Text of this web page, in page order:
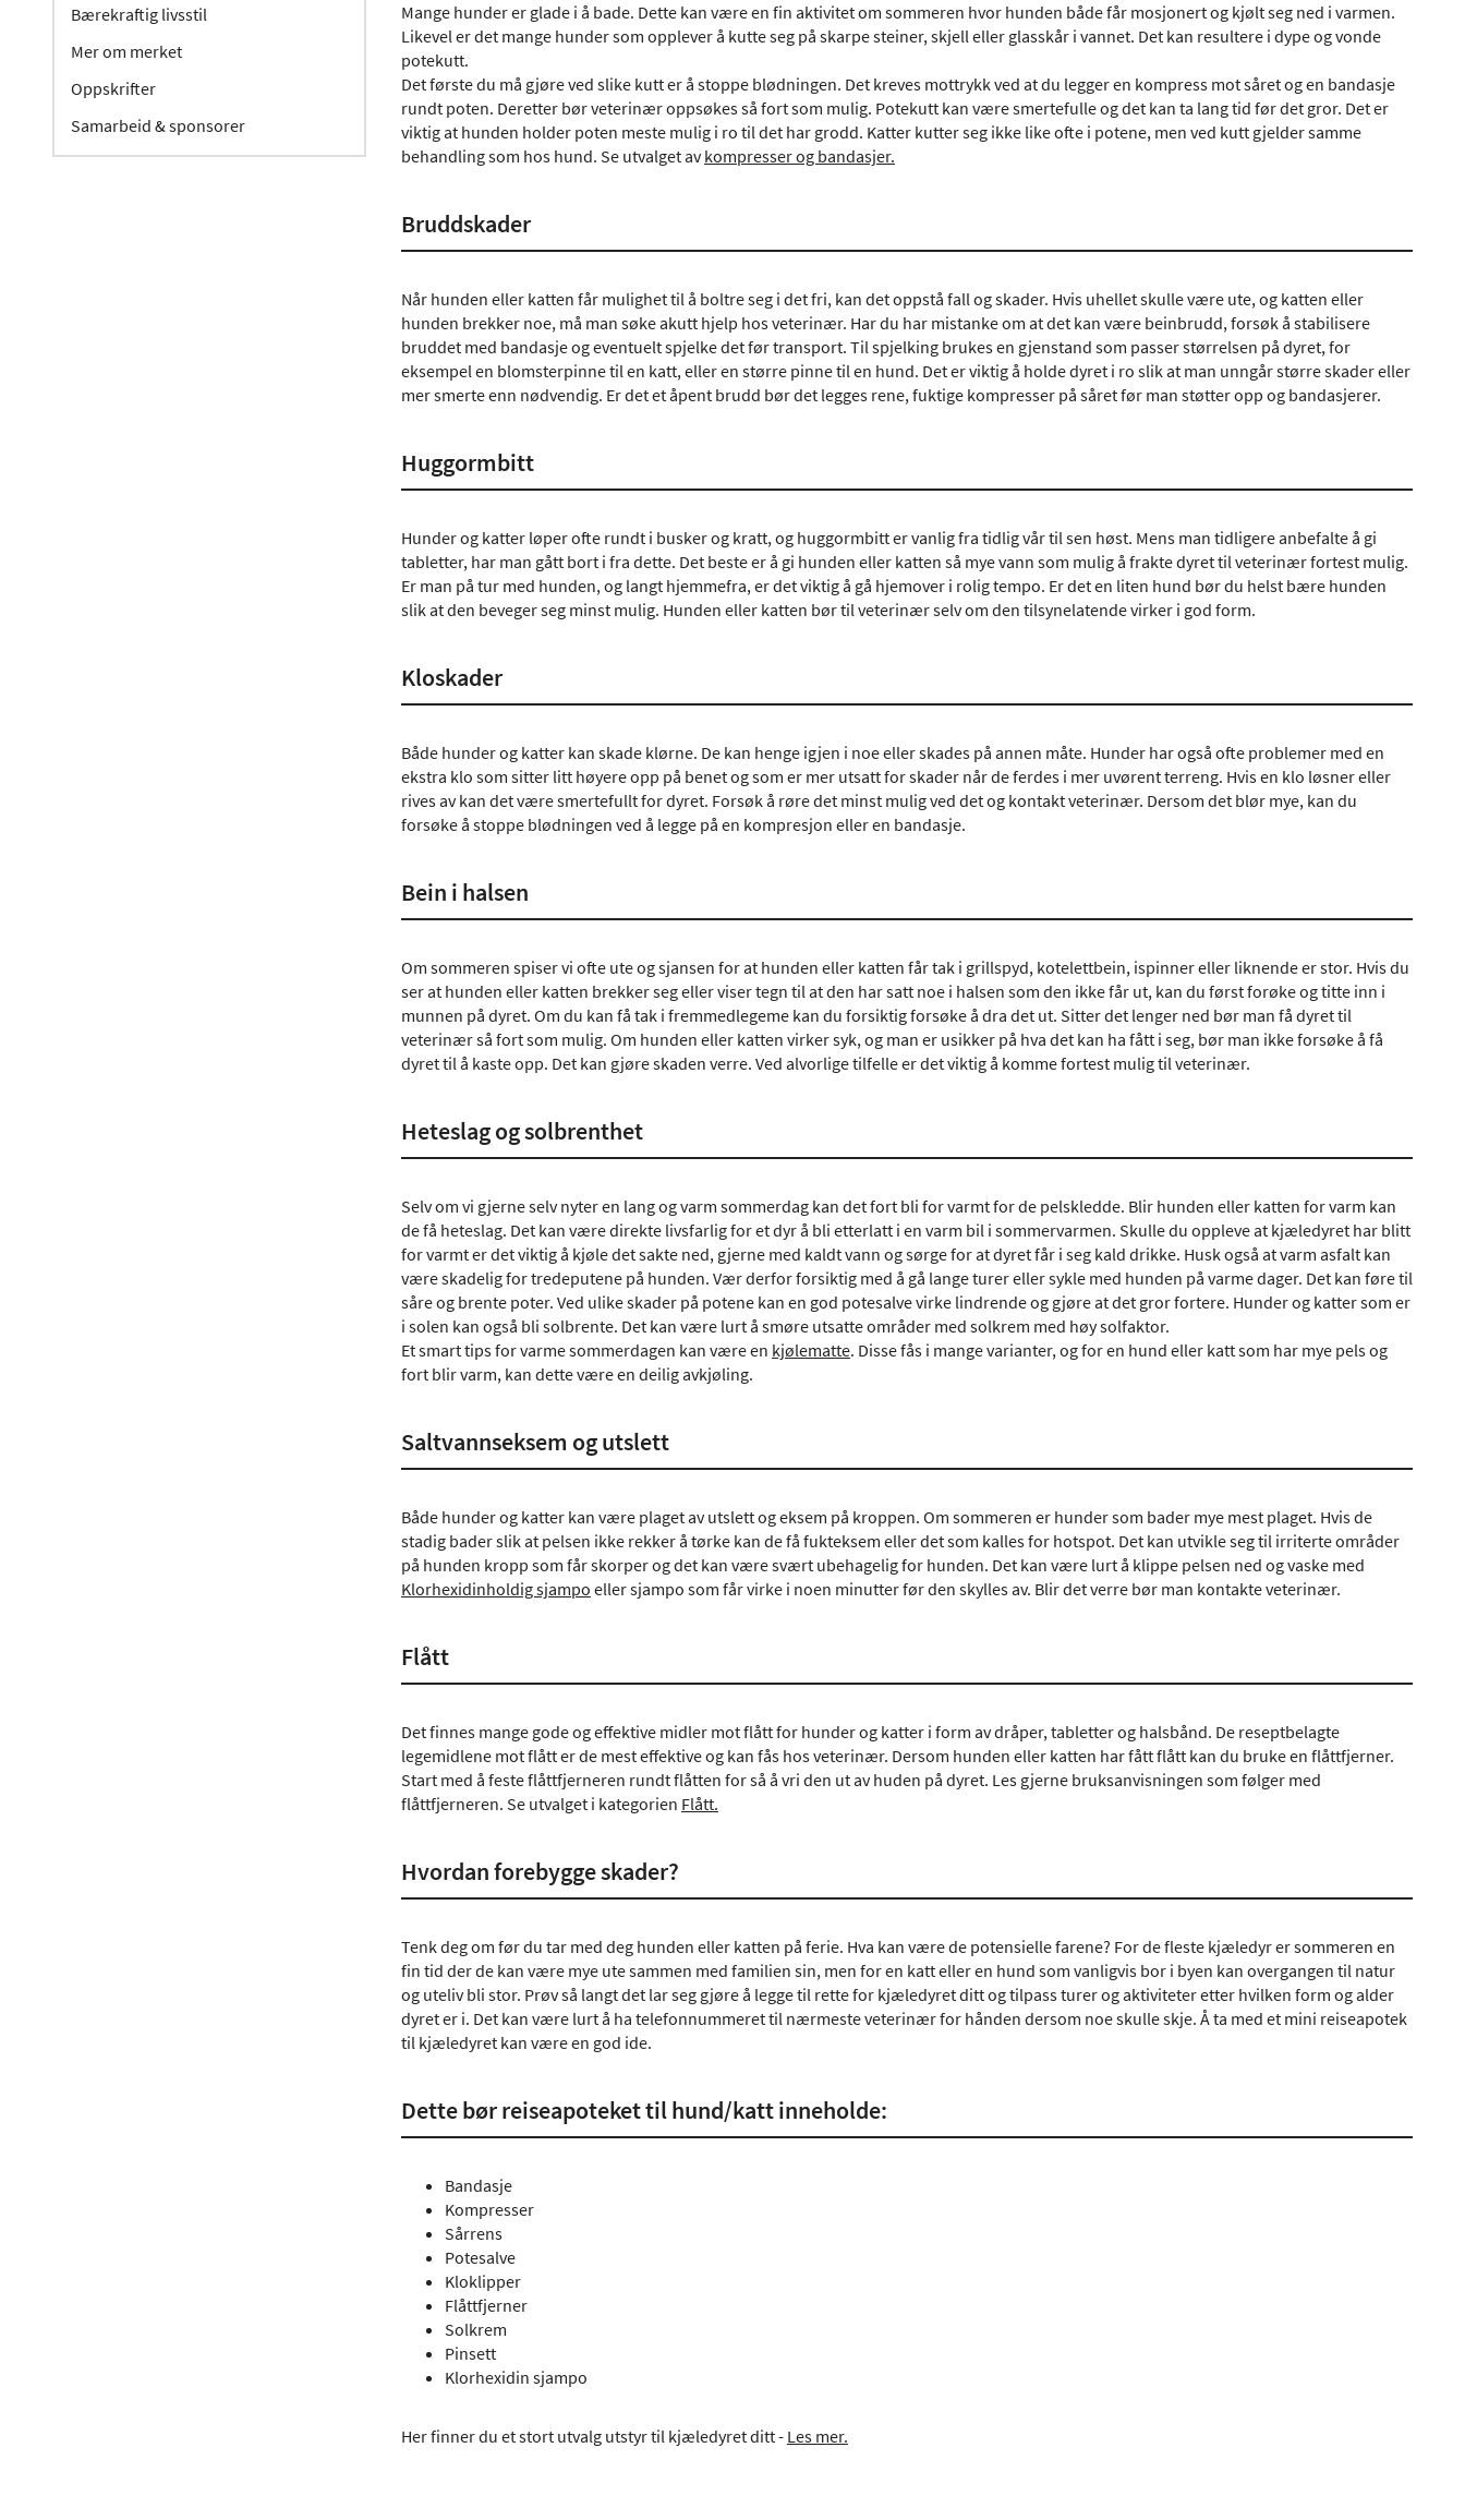
Bærekraftig livsstil
Mer om merket
Oppskrifter
Samarbeid & sponsorer
Mange hunder er glade i å bade. Dette kan være en fin aktivitet om sommeren hvor hunden både får mosjonert og kjølt seg ned i varmen.
Likevel er det mange hunder som opplever å kutte seg på skarpe steiner, skjell eller glasskår i vannet. Det kan resultere i dype og vonde
potekutt.
Det første du må gjøre ved slike kutt er å stoppe blødningen. Det kreves mottrykk ved at du legger en kompress mot såret og en bandasje
rundt poten. Deretter bør veterinær oppsøkes så fort som mulig. Potekutt kan være smertefulle og det kan ta lang tid før det gror. Det er
viktig at hunden holder poten meste mulig i ro til det har grodd. Katter kutter seg ikke like ofte i potene, men ved kutt gjelder samme
behandling som hos hund. Se utvalget avkompresser og bandasjer.
Bruddskader
Når hunden eller katten får mulighet til å boltre seg i det fri, kan det oppstå fall og skader. Hvis uhellet skulle være ute, og katten eller
hunden brekker noe, må man søke akutt hjelp hos veterinær. Har du har mistanke om at det kan være beinbrudd, forsøk å stabilisere
bruddet med bandasje og eventuelt spjelke det før transport. Til spjelking brukes en gjenstand som passer størrelsen på dyret, for
eksempel en blomsterpinne til en katt, eller en større pinne til en hund. Det er viktig å holde dyret i ro slik at man unngår større skader eller
mer smerte enn nødvendig. Er det et åpent brudd bør det legges rene, fuktige kompresser på såret før man støtter opp og bandasjerer.
Huggormbitt
Hunder og katter løper ofte rundt i busker og kratt, og huggormbitt er vanlig fra tidlig vår til sen høst. Mens man tidligere anbefalte å gi
tabletter, har man gått bort i fra dette. Det beste er å gi hunden eller katten så mye vann som mulig å frakte dyret til veterinær fortest mulig.
Er man på tur med hunden, og langt hjemmefra, er det viktig å gå hjemover i rolig tempo. Er det en liten hund bør du helst bære hunden
slik at den beveger seg minst mulig. Hunden eller katten bør til veterinær selv om den tilsynelatende virker i god form.
Kloskader
Både hunder og katter kan skade klørne. De kan henge igjen i noe eller skades på annen måte. Hunder har også ofte problemer med en
ekstra klo som sitter litt høyere opp på benet og som er mer utsatt for skader når de ferdes i mer uvørent terreng. Hvis en klo løsner eller
rives av kan det være smertefullt for dyret. Forsøk å røre det minst mulig ved det og kontakt veterinær. Dersom det blør mye, kan du
forsøke å stoppe blødningen ved å legge på en kompresjon eller en bandasje.
Bein i halsen
Om sommeren spiser vi ofte ute og sjansen for at hunden eller katten får tak i grillspyd, kotelettbein, ispinner eller liknende er stor. Hvis du
ser at hunden eller katten brekker seg eller viser tegn til at den har satt noe i halsen som den ikke får ut, kan du først forøke og titte inn i
munnen på dyret. Om du kan få tak i fremmedlegeme kan du forsiktig forsøke å dra det ut. Sitter det lenger ned bør man få dyret til
veterinær så fort som mulig. Om hunden eller katten virker syk, og man er usikker på hva det kan ha fått i seg, bør man ikke forsøke å få
dyret til å kaste opp. Det kan gjøre skaden verre. Ved alvorlige tilfelle er det viktig å komme fortest mulig til veterinær.
Heteslag og solbrenthet
Selv om vi gjerne selv nyter en lang og varm sommerdag kan det fort bli for varmt for de pelskledde. Blir hunden eller katten for varm kan
de få heteslag. Det kan være direkte livsfarlig for et dyr å bli etterlatt i en varm bil i sommervarmen. Skulle du oppleve at kjæledyret har blitt
for varmt er det viktig å kjøle det sakte ned, gjerne med kaldt vann og sørge for at dyret får i seg kald drikke. Husk også at varm asfalt kan
være skadelig for tredeputene på hunden. Vær derfor forsiktig med å gå lange turer eller sykle med hunden på varme dager. Det kan føre til
såre og brente poter. Ved ulike skader på potene kan en god potesalve virke lindrende og gjøre at det gror fortere. Hunder og katter som er
i solen kan også bli solbrente. Det kan være lurt å smøre utsatte områder med solkrem med høy solfaktor.
Et smart tips for varme sommerdagen kan være en kjølematte. Disse fås i mange varianter, og for en hund eller katt som har mye pels og
fort blir varm, kan dette være en deilig avkjøling.
Saltvannseksem og utslett
Både hunder og katter kan være plaget av utslett og eksem på kroppen. Om sommeren er hunder som bader mye mest plaget. Hvis de
stadig bader slik at pelsen ikke rekker å tørke kan de få fukteksem eller det som kalles for hotspot. Det kan utvikle seg til irriterte områder
på hunden kropp som får skorper og det kan være svært ubehagelig for hunden. Det kan være lurt å klippe pelsen ned og vaske med
Klorhexidinholdig sjampo eller sjampo som får virke i noen minutter før den skylles av. Blir det verre bør man kontakte veterinær.
Flått
Det finnes mange gode og effektive midler mot flått for hunder og katter i form av dråper, tabletter og halsbånd. De reseptbelagte
legemidlene mot flått er de mest effektive og kan fås hos veterinær. Dersom hunden eller katten har fått flått kan du bruke en flåttfjerner.
Start med å feste flåttfjerneren rundt flåtten for så å vri den ut av huden på dyret. Les gjerne bruksanvisningen som følger med
flåttfjerneren. Se utvalget i kategorien Flått.
Hvordan forebygge skader?
Tenk deg om før du tar med deg hunden eller katten på ferie. Hva kan være de potensielle farene? For de fleste kjæledyr er sommeren en
fin tid der de kan være mye ute sammen med familien sin, men for en katt eller en hund som vanligvis bor i byen kan overgangen til natur
og uteliv bli stor. Prøv så langt det lar seg gjøre å legge til rette for kjæledyret ditt og tilpass turer og aktiviteter etter hvilken form og alder
dyret er i. Det kan være lurt å ha telefonnummeret til nærmeste veterinær for hånden dersom noe skulle skje. Å ta med et mini reiseapotek
til kjæledyret kan være en god ide.
Dette bør reiseapoteket til hund/katt inneholde:
Bandasje
Kompresser
Sårrens
Potesalve
Kloklipper
Flåttfjerner
Solkrem
Pinsett
Klorhexidin sjampo
Her finner du et stort utvalg utstyr til kjæledyret ditt - Les mer.